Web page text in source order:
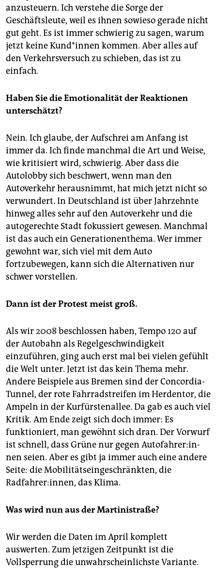
anzusteuern. Ich verstehe die Sorge der
Geschäftsleute, weil es ihnen sowieso gerade nicht
gut geht. Es ist immer schwierig zu sagen, warum
jetzt keine Kun­d*in­nen kommen. Aber alles auf
den Verkehrsversuch zu schieben, das ist zu
einfach.
Haben Sie die Emotionalität der Reaktionen
unterschätzt?
Nein. Ich glaube, der Aufschrei am Anfang ist
immer da. Ich finde manchmal die Art und Weise,
wie kritisiert wird, schwierig. Aber dass die
Autolobby sich beschwert, wenn man den
Autoverkehr herausnimmt, hat mich jetzt nicht so
verwundert. In Deutschland ist über Jahrzehnte
hinweg alles sehr auf den Autoverkehr und die
autogerechte Stadt fokussiert gewesen. Manchmal
ist das auch ein Generationenthema. Wer immer
gewohnt war, sich viel mit dem Auto
fortzubewegen, kann sich die Alternativen nur
schwer vorstellen.
Dann ist der Protest meist groß.
Als wir 2008 beschlossen haben, Tempo 120 auf
der Autobahn als Regelgeschwindigkeit
einzuführen, ging auch erst mal bei vielen gefühlt
die Welt unter. Jetzt ist das kein Thema mehr.
Andere Beispiele aus Bremen sind der Concordia-
Tunnel, der rote Fahrradstreifen im Herdentor, die
Ampeln in der Kurfürstenallee. Da gab es auch viel
Kritik. Am Ende zeigt sich doch immer: Es
funktioniert, man gewöhnt sich dran. Der Vorwurf
ist schnell, dass Grüne nur gegen Au­to­fah­re­r:in­
nen seien. Aber es gibt ja immer auch eine andere
Seite: die Mobilitätseingeschränkten, die
Radfahrer:innen, das Klima.
Was wird nun aus der Martinistraße?
Wir werden die Daten im April komplett
auswerten. Zum jetzigen Zeitpunkt ist die
Vollsperrung die unwahrscheinlichste Variante.